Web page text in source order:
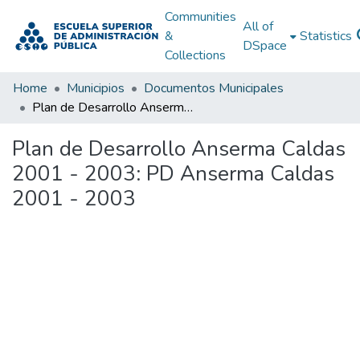
Communities
&
Collections
All of
DSpace
Statistics
Home Municipios
Documentos Municipales
Plan de Desarrollo Anserma Caldas 2001 - 2003: PD Anserma Caldas 2001 - 2003
Plan de Desarrollo Anserma Caldas
2001 - 2003: PD Anserma Caldas
2001 - 2003